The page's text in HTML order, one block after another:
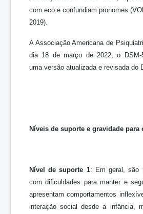
com eco e confundiam pronomes
2019).
A Associação Americana de
dia 18 de março de 2022, o DSM-
uma versão atualizada e revisada do
Níveis de suporte e gravidade para
Nível de suporte 1: Em geral, são
com dificuldades para manter e
apresentam comportamentos
interação social desde a infância,